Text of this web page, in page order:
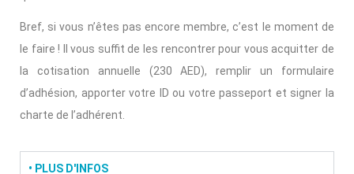
Bref, si vous n’êtes pas encore membre, c’est le moment de
le faire ! Il vous suffit de les rencontrer pour vous acquitter de
la cotisation annuelle (230 AED), remplir un formulaire
d’adhésion, apporter votre ID ou votre passeport et signer la
charte de l’adhérent.
• PLUS D'INFOS